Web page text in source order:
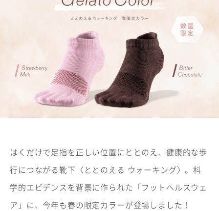
はくだけで足指を正しい位置にととのえ、健康的な歩
行につながる靴下〈ととのえる ウォーキング〉。科
学的エビデンスを背景に作られた「フットヘルスウェ
ア」に、今年も春の限定カラーが登場しました！